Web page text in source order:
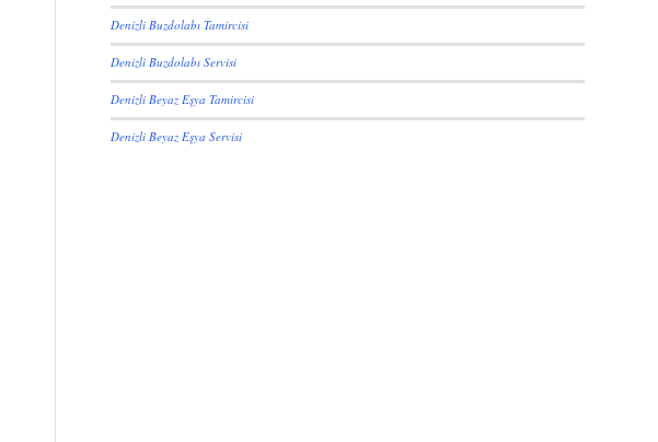
Denizli Buzdolabı Tamircisi
Denizli Buzdolabı Servisi
Denizli Beyaz Eşya Tamircisi
Denizli Beyaz Eşya Servisi